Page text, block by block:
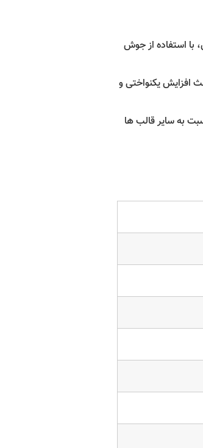
با استفاده از جوش
افزایش یکنواختی و
های لبه جوش نسبت به سایر قالب ها